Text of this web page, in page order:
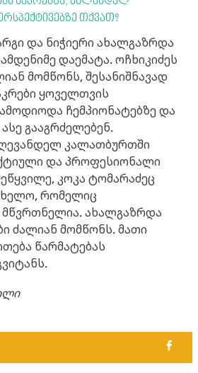
თქვათ?
და ნიჭიერი ახალგაზრდა
დაემატა. ოჩხიკიძეს
მომწონს, შესანიშნავად
ყოველთვის
ჩემპიონატებზე და
გააგრძელებენ.
კალათბურთში
და პროფესიონალი
კოკა ტომარაძეც
რომელიც
მწვრთნელია. ახალგაზრდა
ძალიან მომწონს. მათი
წარმატებას